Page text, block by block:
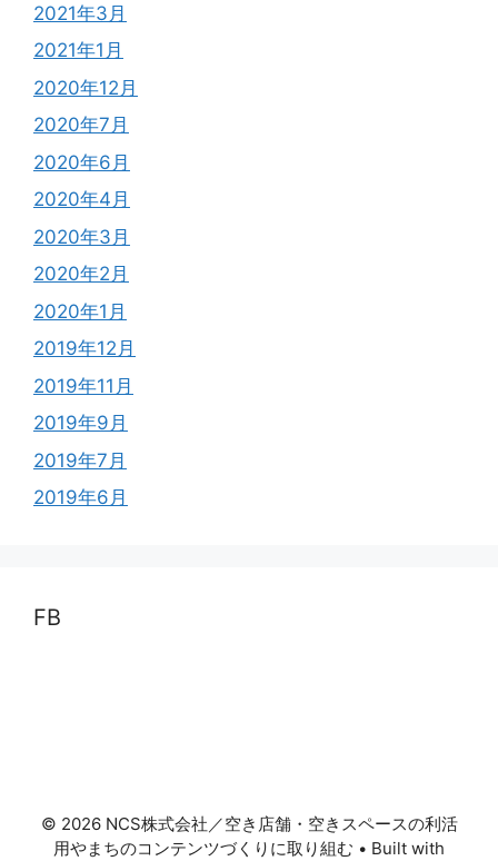
2021年3月
2021年1月
2020年12月
2020年7月
2020年6月
2020年4月
2020年3月
2020年2月
2020年1月
2019年12月
2019年11月
2019年9月
2019年7月
2019年6月
FB
© 2026 NCS株式会社／空き店舗・空きスペースの利活
用やまちのコンテンツづくりに取り組む • Built with